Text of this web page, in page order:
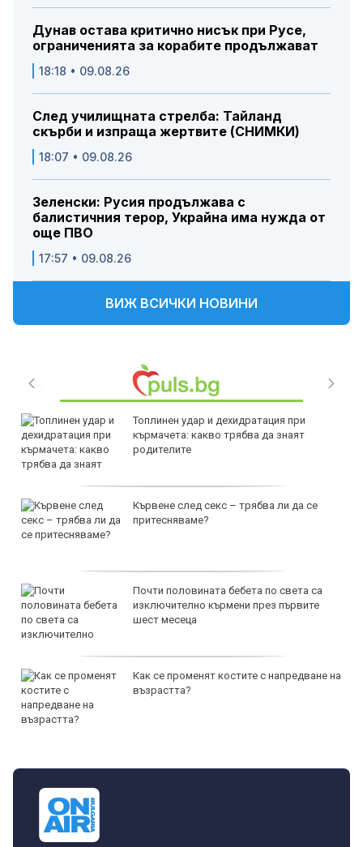
Дунав остава критично нисък при Русе,
ограниченията за корабите продължават
18:18 • 09.08.26
След училищната стрелба: Тайланд
скърби и изпраща жертвите (СНИМКИ)
18:07 • 09.08.26
Зеленски: Русия продължава с
балистичния терор, Украйна има нужда от
още ПВО
17:57 • 09.08.26
ВИЖ ВСИЧКИ НОВИНИ
Топлинен удар и дехидратация при
кърмачета: какво трябва да знаят
родителите
Кървене след секс – трябва ли да се
притесняваме?
Почти половината бебета по света са
изключително кърмени през първите
шест месеца
Как се променят костите с напредване на
възрастта?